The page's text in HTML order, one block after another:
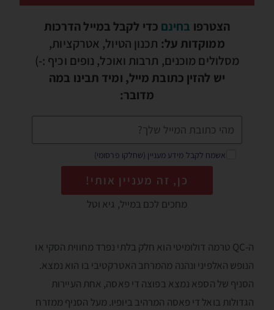
הצטרפו בחינם כדי לקבל במייל הדרכות
ממוקדות על: תכנון הטיול, אטרקציות,
מסלולים מוכנים, תרבות ואוכל, נופים וכיף :-)
יש להזין כתובת מייל, ומיד תבינו במה
מדובר:
אשמח לקבל מידע מעניין (שחלקו פרסומי)
כן, זה מעניין אותי!
מחכים לכם במייל, גיא וטל
ה-QC טרמה דולומיטי הוא חלק בלתי נפרד מחווית הסקי או
הנופש האלפיני ונהנה מהמרחב האטרקטיבי בו הוא נמצא.
הסניף של הספא נמצא בפוצה די פאסה, אחת העיירות
הגדולות בואל די פאסה המרהיב ביופיו. מעל הסניף ממזרח